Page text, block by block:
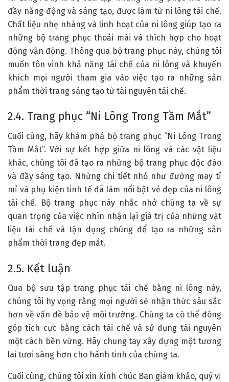
đầy năng động và sáng tạo, được làm từ ni lông tái chế.
Chất liệu nhẹ nhàng và linh hoạt của ni lông giúp tạo ra
những bộ trang phục thoải mái và thích hợp cho hoạt
động vận động. Thông qua bộ trang phục này, chúng tôi
muốn tôn vinh khả năng tái chế của ni lông và khuyến
khích mọi người tham gia vào việc tạo ra những sản
phẩm thời trang sáng tạo từ tài nguyên tái chế.
2.4. Trang phục “Ni Lông Trong Tầm Mắt”
Cuối cùng, hãy khám phá bộ trang phục “Ni Lông Trong
Tầm Mắt”. Với sự kết hợp giữa ni lông và các vật liệu
khác, chúng tôi đã tạo ra những bộ trang phục độc đáo
và đầy sáng tạo. Những chi tiết nhỏ như đường may tỉ
mỉ và phụ kiện tinh tế đã làm nổi bật vẻ đẹp của ni lông
tái chế. Bộ trang phục này nhắc nhở chúng ta về sự
quan trọng của việc nhìn nhận lại giá trị của những vật
liệu tái chế và tận dụng chúng để tạo ra những sản
phẩm thời trang đẹp mắt.
2.5. Kết luận
Qua bộ sưu tập trang phục tái chế bằng ni lông này,
chúng tôi hy vọng rằng mọi người sẽ nhận thức sâu sắc
hơn về vấn đề bảo vệ môi trường. Chúng ta có thể đóng
góp tích cực bằng cách tái chế và sử dụng tài nguyên
một cách bền vững. Hãy chung tay xây dựng một tương
lai tươi sáng hơn cho hành tinh của chúng ta.
Cuối cùng, chúng tôi xin kính chúc Ban giám khảo, quý vị